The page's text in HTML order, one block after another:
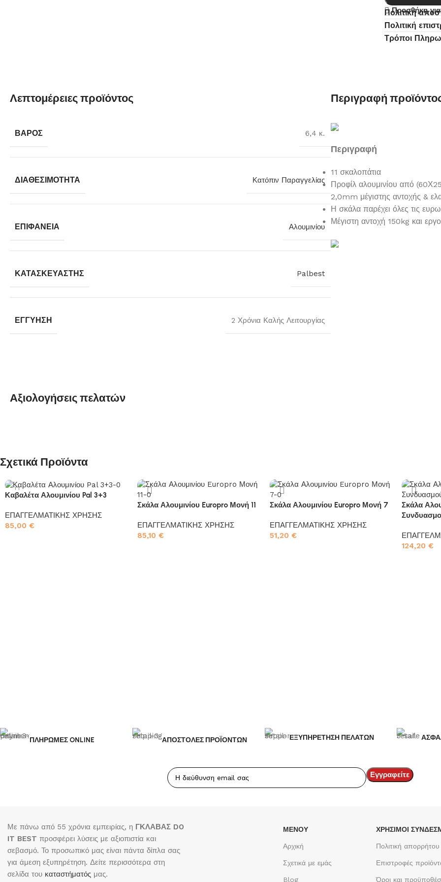
Προσθήκη
Πολιτική
Πολιτική
Τρόποι
Λεπτομέρειες προϊόντος
ΒΆΡΟΣ 6,4 κ.
ΔΙΑΘΕΣΙΜΌΤΗΤΑ Κατόπιν Παραγγελίας
ΕΠΙΦΆΝΕΙΑ Αλουμινίου
ΚΑΤΑΣΚΕΥΑΣΤΉΣ Palbest
ΕΓΓΎΗΣΗ 2 Χρόνια Καλής Λειτουργίας
Περιγραφή
Περιγραφή
11 σκαλοπάτια
Προφίλ αλουμινίου από
2,0mm μέγιστης αντοχής &
Η σκάλα παρέχει όλες τις
Μέγιστη αντοχή 150kg και
Αξιολογήσεις πελατών
Σχετικά Προϊόντα
Καβαλέτα Αλουμινίου Pal 3+3
ΕΠΑΓΓΕΛΜΑΤΙΚΗΣ ΧΡΗΣΗΣ
85,00 €
Σκάλα Αλουμινίου Europro Μονή 11
ΕΠΑΓΓΕΛΜΑΤΙΚΗΣ ΧΡΗΣΗΣ
85,10 €
Σκάλα Αλουμινίου Europro Μονή 7
ΕΠΑΓΓΕΛΜΑΤΙΚΗΣ ΧΡΗΣΗΣ
51,20 €
Σκάλα
124,20€
ΠΛΗΡΩΜΕΣ ONLINE ΑΠΟΣΤΟΛΕΣ ΠΡΟΪΟΝΤΩΝ ΕΞΥΠΗΡΕΤΗΣΗ ΠΕΛΑΤΩΝ
Με πάνω από 55 χρόνια εμπειρίας, η ΓΚΛΑΒΑΣ DO
IT BEST προσφέρει λύσεις με αξιοπιστία και
σεβασμό. Το προσωπικό μας είναι πάντα δίπλα σας
για άμεση εξυπηρέτηση. Δείτε περισσότερα στη
σελίδα του καταστήματός μας.
ΜΕΝΟΥ
Αρχική
Σχετικά με εμάς
Blog
ΧΡΉΣΙΜΟΙ
Πολιτική απορρήτου
Επιστροφές
Όροι και